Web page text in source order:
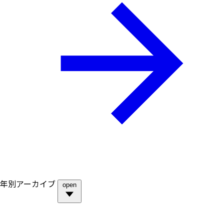
年別アーカイブ open